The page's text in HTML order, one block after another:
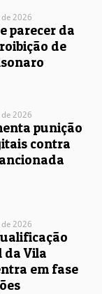
2026
parecer da
de
2026
punição
contra
2026
da Vila
em fase